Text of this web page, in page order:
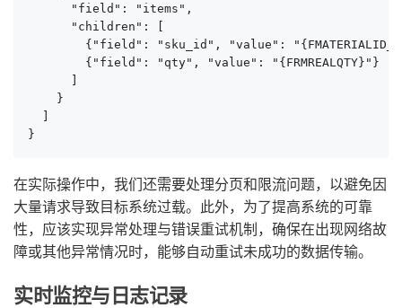
      "field": "items",
      "children": [
{"field": "sku_id", "value":
        {"field": "qty", "value": "{FRMREALQTY}"}
      ]
    }
  ]
}
在实际操作中，我们还需要处理分页和限流问题，以避免因
大量请求导致目标系统过载。此外，为了提高系统的可靠
性，应该实现异常处理与错误重试机制，确保在出现网络故
障或其他异常情况时，能够自动重试未成功的数据传输。
实时监控与日志记录